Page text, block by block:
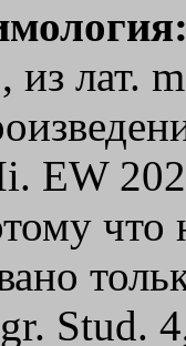
лат.
ЕW
что
Stud.